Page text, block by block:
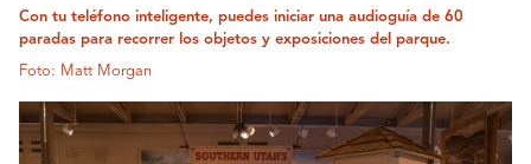
Con tu teléfono inteligente, puedes iniciar una audioguía de 60
paradas para recorrer los objetos y exposiciones del parque.
Foto: Matt Morgan